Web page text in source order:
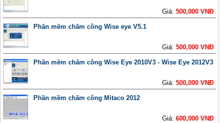
Giá:500,000 VNĐ
Phần mềm chấm công Wise eye V5.1
Giá:500,000 VNĐ
Phần mềm chấm công Wise Eye 2010V3 - Wise Eye 2012V3
Giá:500,000 VNĐ
Phần mềm chấm công Mitaco 2012
Giá:600,000 VNĐ